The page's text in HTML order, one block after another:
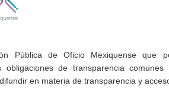
Pública de Oficio Mexiquense que
obligaciones de transparencia
en materia de transparencia y